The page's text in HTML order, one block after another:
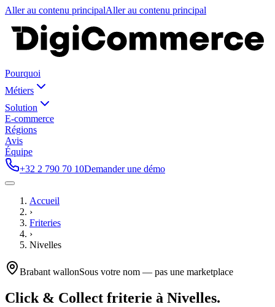
Aller au contenu principalAller au contenu principal
Pourquoi
Métiers
Solution
E-commerce
Régions
Avis
Équipe
+32 2 790 70 10Demander une démo
Accueil
›
Friteries
›
Nivelles
Brabant wallonSous votre nom — pas une marketplace
Click & Collect friterie à Nivelles.